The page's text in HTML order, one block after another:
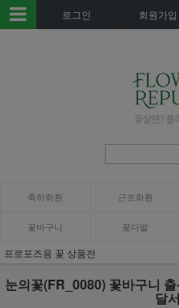
로그인 회원가입
축하화환 근조화환
꽃바구니 꽃다발
프로포즈용 꽃 상품전
눈의꽃(FR_0080) 꽃바구니
달